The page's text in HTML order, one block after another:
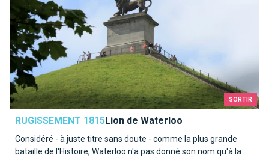
SORTIR
RUGISSEMENT 1815Lion de Waterloo
Considéré - à juste titre sans doute - comme la plus grande
bataille de l'Histoire, Waterloo n'a pas donné son nom qu'à la